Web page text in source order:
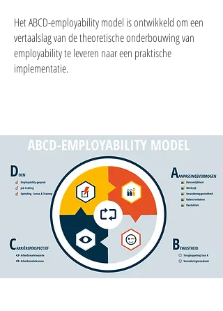
Het ABCD-employability model is ontwikkeld om een
vertaalslag van de theoretische onderbouwing van
employability te leveren naar een praktische
implementatie.